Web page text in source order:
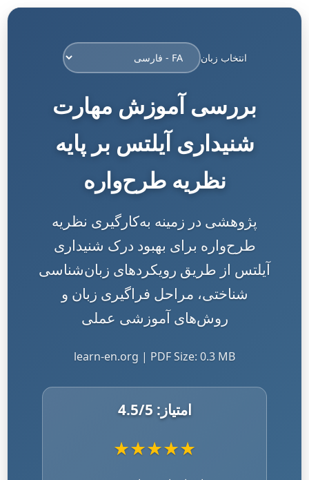
انتخاب زبان
بررسی آموزش مهارت
شنیداری آیلتس بر پایه
نظریه طرح‌واره
پژوهشی در زمینه به‌کارگیری نظریه
طرح‌واره برای بهبود درک شنیداری
آیلتس از طریق رویکردهای زبان‌شناسی
شناختی، مراحل فراگیری زبان و
روش‌های آموزشی عملی
learn-en.org | PDF Size: 0.3 MB
امتیاز: 4.5/5
★
★
★
★
★